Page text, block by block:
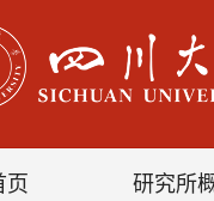
页 研究所